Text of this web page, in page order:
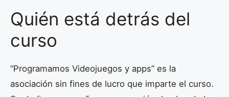
Quién está detrás del
curso
“Programamos Videojuegos y apps” es la
asociación sin fines de lucro que imparte el curso.